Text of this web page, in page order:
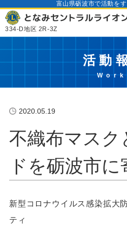
富山県砺波市で活動を
334-D地区 2R-3Z
活動
2020.05.19
不織布マスク
ドを砺波市に
新型コロナウイルス感染拡大
ティ